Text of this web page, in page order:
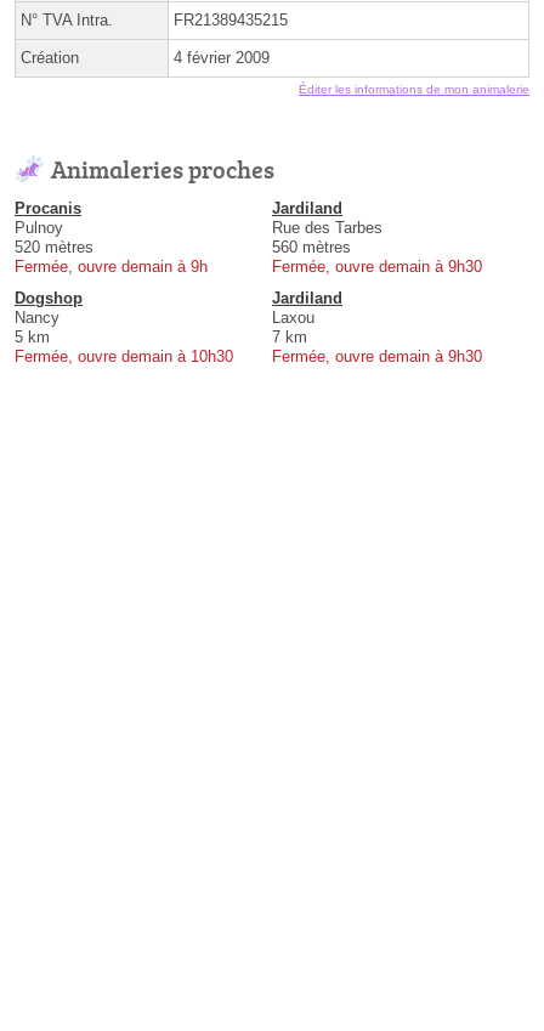
N° TVA Intra. FR21389435215
Création 4 février 2009
Éditer les informations de mon animalerie
Animaleries proches
Procanis
Pulnoy
520 mètres
Fermée, ouvre demain à 9h
Jardiland
Rue des Tarbes
560 mètres
Fermée, ouvre demain à 9h30
Dogshop
Nancy
5 km
Fermée, ouvre demain à 10h30
Jardiland
Laxou
7 km
Fermée, ouvre demain à 9h30